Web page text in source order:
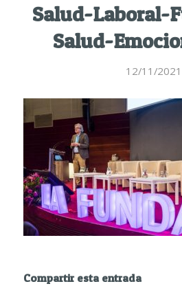
Salud-Laboral-
Salud-
12/11/2021
Compartir esta entrada